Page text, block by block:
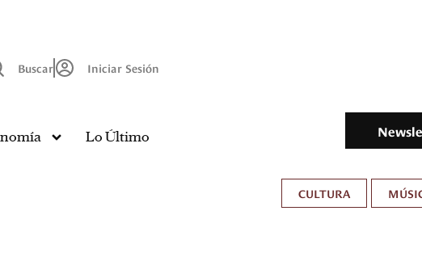
Buscar Iniciar Sesión
Lo Último
CULTURA